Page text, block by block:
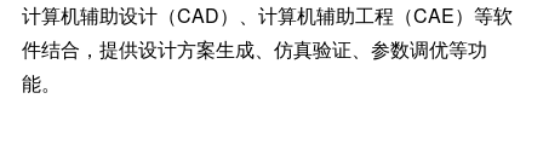
计算机辅助设计（CAD）、计算机辅助工程（CAE）等软
件结合，提供设计方案生成、仿真验证、参数调优等功
能。